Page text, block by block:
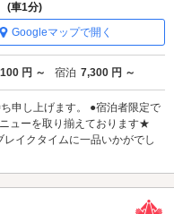
(車1分)
Googleマップで開く
円 ～ 宿泊 7,300 円 ～
申し上げます。 ●宿泊者限定で
ューを取り揃えております★
イクタイムに一品いかがでし